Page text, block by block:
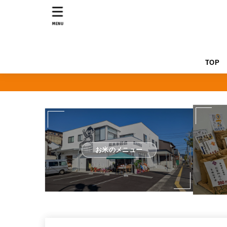
TOP
MENU
お米のメニュー